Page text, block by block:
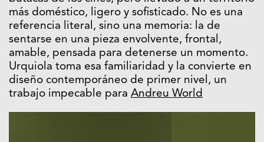
más doméstico, ligero y sofisticado. No es una
referencia literal, sino una memoria: la de
sentarse en una pieza envolvente, frontal,
amable, pensada para detenerse un momento.
Urquiola toma esa familiaridad y la convierte en
diseño contemporáneo de primer nivel, un
trabajo impecable para Andreu World